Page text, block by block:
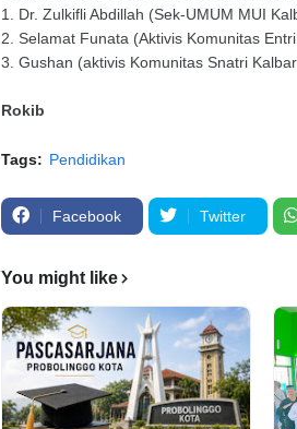
1. Dr. Zulkifli Abdillah (Sek-UMUM MUI
2. Selamat Funata (Aktivis Komunitas
3. Gushan (aktivis Komunitas Snatri
Rokib
Tags: Pendidikan
Facebook Twitter
You might like